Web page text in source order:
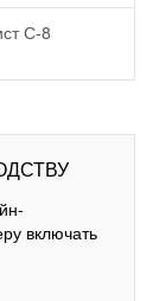
С-8
включать